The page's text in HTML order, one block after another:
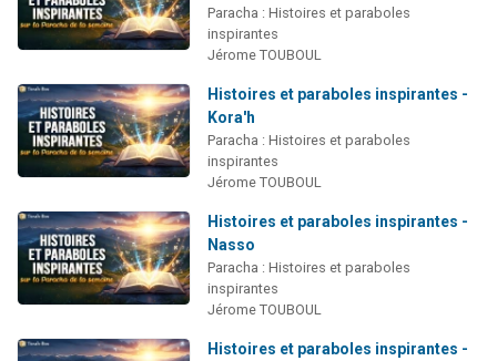
Paracha : Histoires et paraboles
inspirantes
Jérome TOUBOUL
Histoires et paraboles inspirantes -
Kora'h
Paracha : Histoires et paraboles
inspirantes
Jérome TOUBOUL
Histoires et paraboles inspirantes -
Nasso
Paracha : Histoires et paraboles
inspirantes
Jérome TOUBOUL
Histoires et paraboles inspirantes -